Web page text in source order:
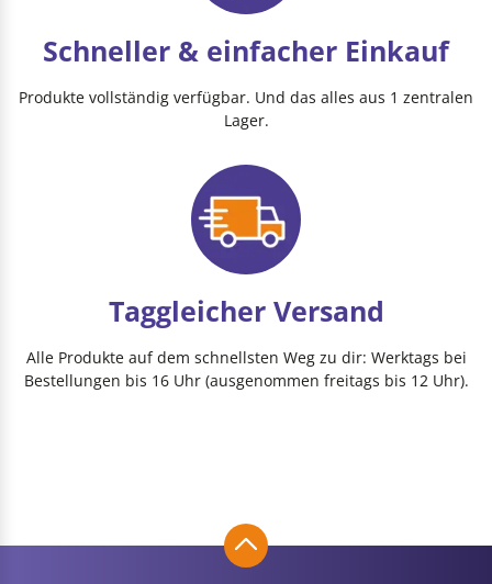
Schneller & einfacher Einkauf
Produkte vollständig verfügbar. Und das alles aus 1 zentralen
Lager.
Taggleicher Versand
Alle Produkte auf dem schnellsten Weg zu dir: Werktags bei
Bestellungen bis 16 Uhr (ausgenommen freitags bis 12 Uhr).